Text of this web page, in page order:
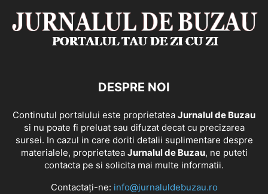
DESPRE NOI
Continutul portalului este proprietatea Jurnalul de Buzau
si nu poate fi preluat sau difuzat decat cu precizarea
sursei. In cazul in care doriti detalii suplimentare despre
materialele, proprietatea Jurnalul de Buzau, ne puteti
contacta pe si solicita mai multe informatii.
Contactați-ne: info@jurnaluldebuzau.ro